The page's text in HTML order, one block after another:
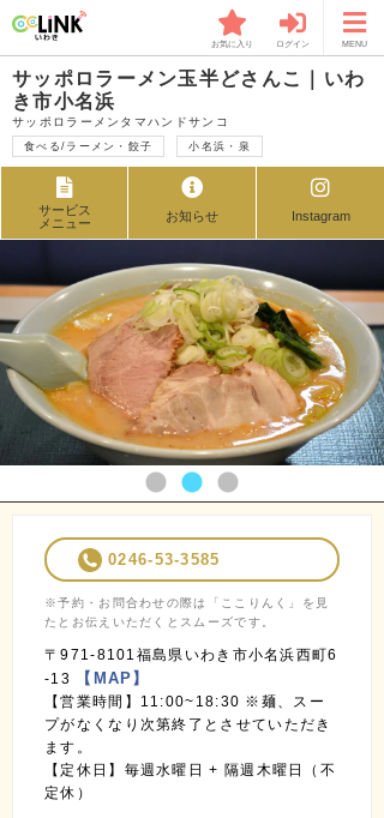
お気に入り ログイン MENU
サッポロラーメン玉半どさんこ｜いわ
き市小名浜
サッポロラーメンタマハンドサンコ
食べる/ラーメン・餃子 小名浜・泉
サービス
メニュー
お知らせ Instagram
0246-53-3585
※予約・お問合わせの際は「ここりんく」を見
たとお伝えいただくとスムーズです。
〒971-8101福島県いわき市小名浜西町6
-13
【MAP】
【営業時間】11:00~18:30 ※麺、スー
プがなくなり次第終了とさせていただき
ます。
【定休日】毎週水曜日 + 隔週木曜日（不
定休）